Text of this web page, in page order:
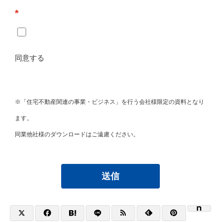
*
同意する
※「住宅不動産関連の事業・ビジネス」を行う会社様限定の資料となり
ます。
同業他社様のダウンロードはご遠慮ください。
送信